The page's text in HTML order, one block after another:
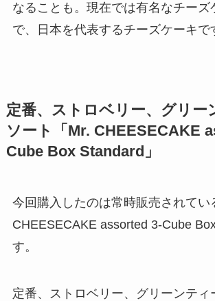
なることも。現在では有名なチーズ
で、日本を代表するチーズケーキで
定番、ストロベリー、グリー
ソート「Mr. CHEESECAKE
Cube Box Standard」
今回購入したのは常時販売されてい
CHEESECAKE assorted 3-Cube
す。
定番、ストロベリー、グリーンティ